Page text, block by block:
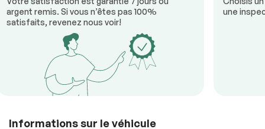
argent remis. Si vous n’êtes pas 100%
satisfaits, revenez nous voir!
une
Informations sur le véhicule